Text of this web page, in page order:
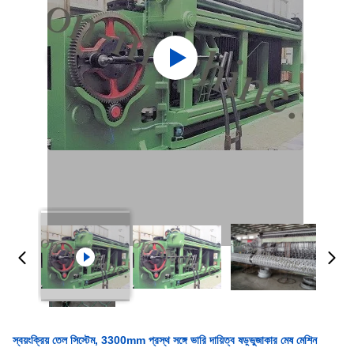
স্বয়ংক্রিয় তেল সিস্টেম, 3300mm প্রস্থ সঙ্গে ভারি দায়িত্ব ষড়্ভুজাকার মেষ মেশিন